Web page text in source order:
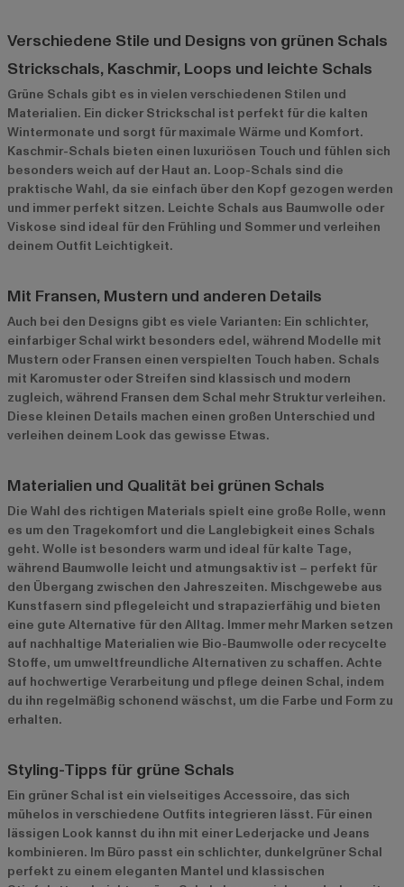
Verschiedene Stile und Designs von grünen Schals
Strickschals, Kaschmir, Loops und leichte Schals
Grüne Schals gibt es in vielen verschiedenen Stilen und
Materialien. Ein dicker Strickschal ist perfekt für die kalten
Wintermonate und sorgt für maximale Wärme und Komfort.
Kaschmir-Schals bieten einen luxuriösen Touch und fühlen sich
besonders weich auf der Haut an. Loop-Schals sind die
praktische Wahl, da sie einfach über den Kopf gezogen werden
und immer perfekt sitzen. Leichte Schals aus Baumwolle oder
Viskose sind ideal für den Frühling und Sommer und verleihen
deinem Outfit Leichtigkeit.
Mit Fransen, Mustern und anderen Details
Auch bei den Designs gibt es viele Varianten: Ein schlichter,
einfarbiger Schal wirkt besonders edel, während Modelle mit
Mustern oder Fransen einen verspielten Touch haben. Schals
mit Karomuster oder Streifen sind klassisch und modern
zugleich, während Fransen dem Schal mehr Struktur verleihen.
Diese kleinen Details machen einen großen Unterschied und
verleihen deinem Look das gewisse Etwas.
Materialien und Qualität bei grünen Schals
Die Wahl des richtigen Materials spielt eine große Rolle, wenn
es um den Tragekomfort und die Langlebigkeit eines Schals
geht. Wolle ist besonders warm und ideal für kalte Tage,
während Baumwolle leicht und atmungsaktiv ist – perfekt für
den Übergang zwischen den Jahreszeiten. Mischgewebe aus
Kunstfasern sind pflegeleicht und strapazierfähig und bieten
eine gute Alternative für den Alltag. Immer mehr Marken setzen
auf nachhaltige Materialien wie Bio-Baumwolle oder recycelte
Stoffe, um umweltfreundliche Alternativen zu schaffen. Achte
auf hochwertige Verarbeitung und pflege deinen Schal, indem
du ihn regelmäßig schonend wäschst, um die Farbe und Form zu
erhalten.
Styling-Tipps für grüne Schals
Ein grüner Schal ist ein vielseitiges Accessoire, das sich
mühelos in verschiedene Outfits integrieren lässt. Für einen
lässigen Look kannst du ihn mit einer Lederjacke und Jeans
kombinieren. Im Büro passt ein schlichter, dunkelgrüner Schal
perfekt zu einem eleganten Mantel und klassischen